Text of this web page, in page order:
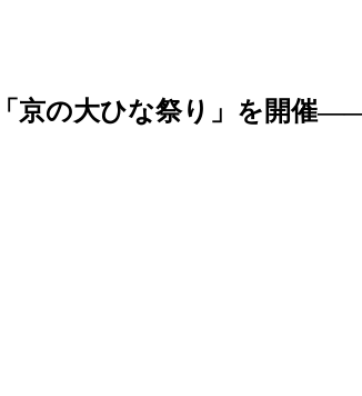
の大ひな祭り」を開催